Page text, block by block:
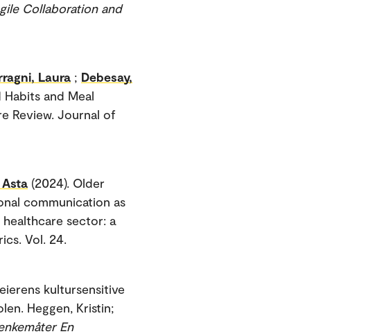
Collaboration and
Laura ; Debesay,
and Meal
Review. Journal of
Asta (2024). Older
communication as
sector: a
Vol. 24.
kultursensitive
Heggen, Kristin;
En